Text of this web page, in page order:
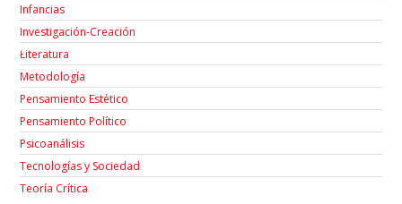
Infancias
Investigación-Creación
Łiteratura
Metodología
Pensamiento Estético
Pensamiento Político
Psicoanálisis
Tecnologías y Sociedad
Teoría Crítica